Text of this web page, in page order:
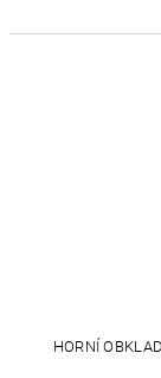
HORNÍ